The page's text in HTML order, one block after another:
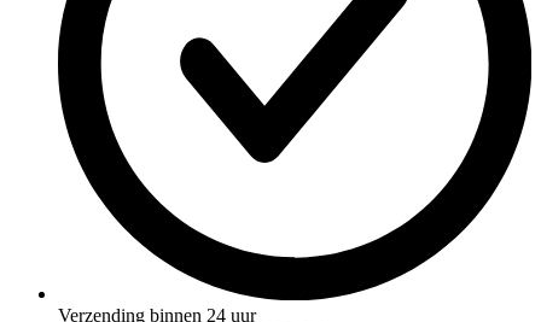
Verzending binnen 24 uur